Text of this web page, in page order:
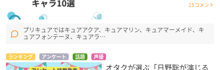
15コメント
プリキュアではキュアアクア、キュアマリン、キュアマーメイド、キ
ュアフォンテーヌ、キュアラ…
ランキング アンケート 話題 声優
オタクが選ぶ「日野聡が演じる